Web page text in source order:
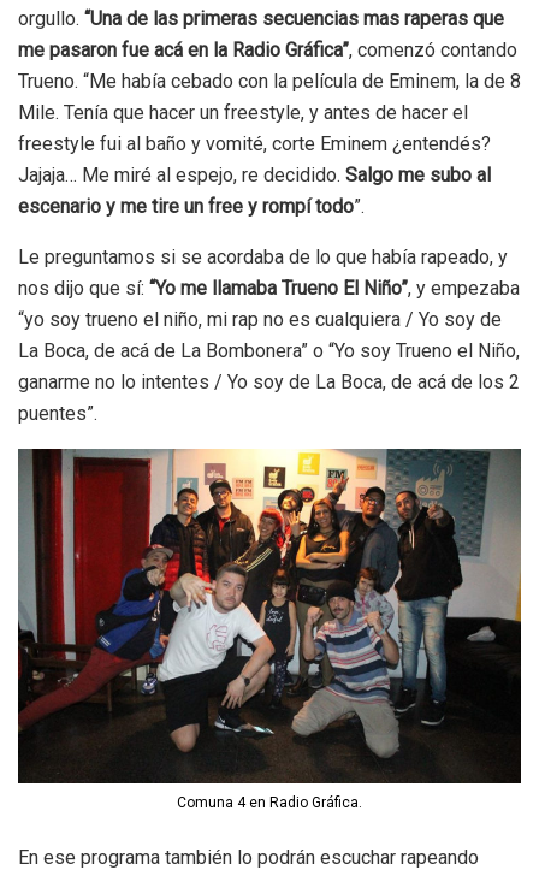
orgullo. “Una de las primeras secuencias mas raperas que
me pasaron fue acá en la Radio Gráfica”, comenzó contando
Trueno. “Me había cebado con la película de Eminem, la de 8
Mile. Tenía que hacer un freestyle, y antes de hacer el
freestyle fui al baño y vomité, corte Eminem ¿entendés?
Jajaja… Me miré al espejo, re decidido. Salgo me subo al
escenario y me tire un free y rompí todo”.
Le preguntamos si se acordaba de lo que había rapeado, y
nos dijo que sí: “Yo me llamaba Trueno El Niño”, y empezaba
“yo soy trueno el niño, mi rap no es cualquiera / Yo soy de
La Boca, de acá de La Bombonera” o “Yo soy Trueno el Niño,
ganarme no lo intentes / Yo soy de La Boca, de acá de los 2
puentes”.
Comuna 4 en Radio Gráfica.
En ese programa también lo podrán escuchar rapeando